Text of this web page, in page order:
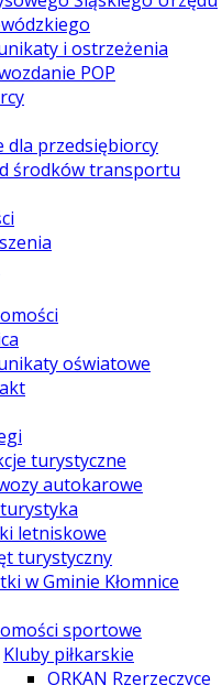
i ostrzeżenia
POP
dla przedsiębiorcy
środków transportu
oświatowe
turystyczne
autokarowe
letniskowe
turystyczny
w Gminie Kłomnice
sportowe
Kluby piłkarskie
ORKAN Rzerzęczyce